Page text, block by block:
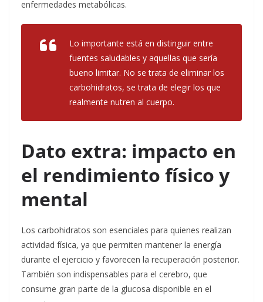
enfermedades metabólicas.
Lo importante está en distinguir entre
fuentes saludables y aquellas que sería
bueno limitar. No se trata de eliminar los
carbohidratos, se trata de elegir los que
realmente nutren al cuerpo.
Dato extra: impacto en
el rendimiento físico y
mental
Los carbohidratos son esenciales para quienes realizan
actividad física, ya que permiten mantener la energía
durante el ejercicio y favorecen la recuperación posterior.
También son indispensables para el cerebro, que
consume gran parte de la glucosa disponible en el